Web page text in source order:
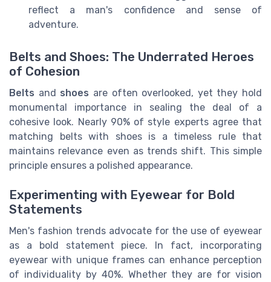
reflect a man's confidence and sense of
adventure.
Belts and Shoes: The Underrated Heroes
of Cohesion
Belts and shoes are often overlooked, yet they hold
monumental importance in sealing the deal of a
cohesive look. Nearly 90% of style experts agree that
matching belts with shoes is a timeless rule that
maintains relevance even as trends shift. This simple
principle ensures a polished appearance.
Experimenting with Eyewear for Bold
Statements
Men's fashion trends advocate for the use of eyewear
as a bold statement piece. In fact, incorporating
eyewear with unique frames can enhance perception
of individuality by 40%. Whether they are for vision